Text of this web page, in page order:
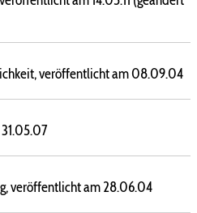
veröffentlicht am 08.09.04
veröffentlicht am 28.06.04